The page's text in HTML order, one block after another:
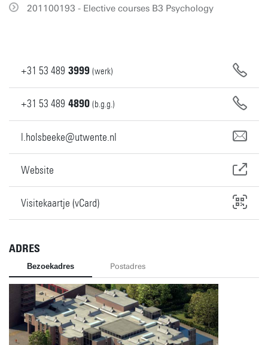
201100193 - Elective courses B3 Psychology
+31 53 489 3999 (werk)
+31 53 489 4890 (b.g.g.)
l.holsbeeke@utwente.nl
Website
Visitekaartje (vCard)
ADRES
Bezoekadres Postadres